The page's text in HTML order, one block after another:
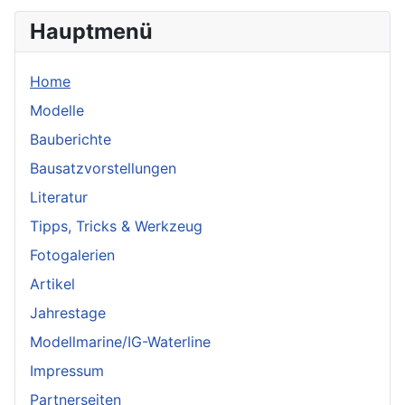
Hauptmenü
Home
Modelle
Bauberichte
Bausatzvorstellungen
Literatur
Tipps, Tricks & Werkzeug
Fotogalerien
Artikel
Jahrestage
Modellmarine/IG-Waterline
Impressum
Partnerseiten